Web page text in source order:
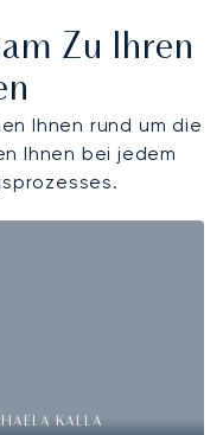
Zu Ihren
Ihnen rund um die
Ihnen bei jedem
KALLA